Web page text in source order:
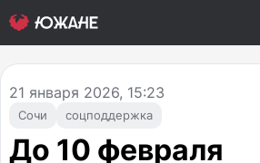
Сочи соцподдержка
21 января 2026, 15:23
До 10 февраля